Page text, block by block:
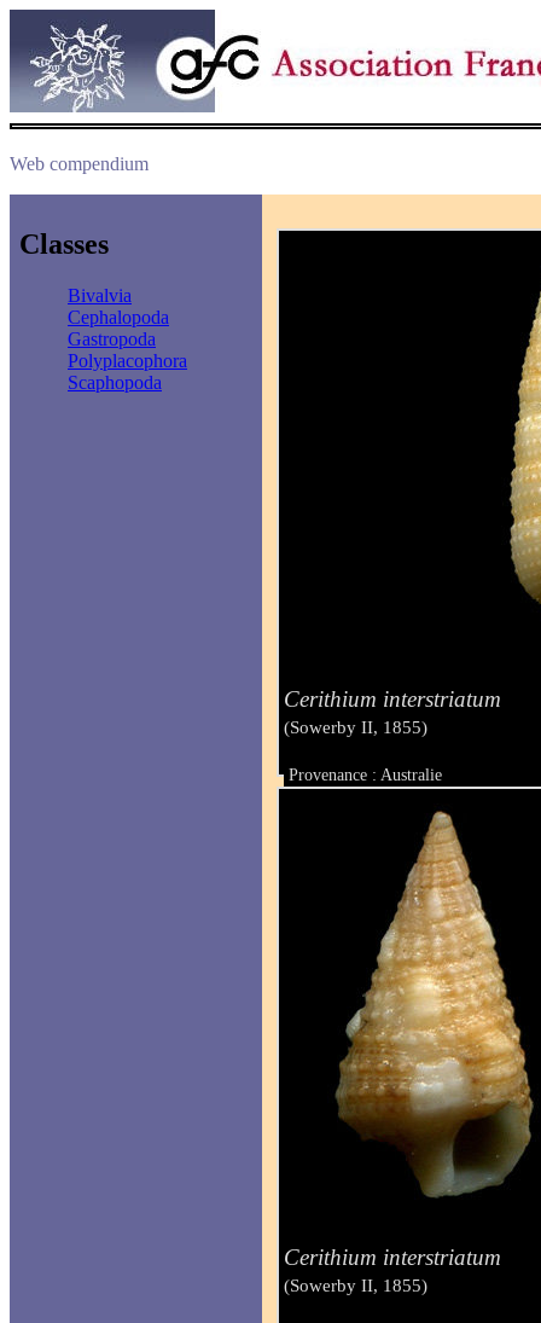
Web compendium
Classes
Bivalvia
Cephalopoda
Gastropoda
Polyplacophora
Scaphopoda
Cerithium interstriatum
(Sowerby II, 1855)
Provenance : Australie
Taille : 22 mm
Cerithium interstriatum
(Sowerby II, 1855)